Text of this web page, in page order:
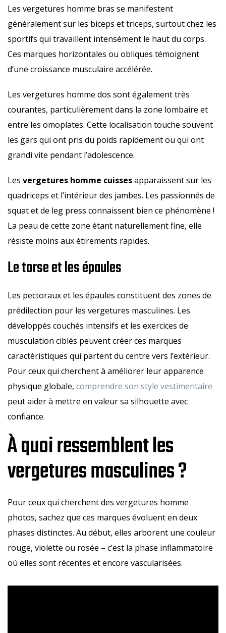
Les vergetures homme bras se manifestent
généralement sur les biceps et triceps, surtout chez les
sportifs qui travaillent intensément le haut du corps.
Ces marques horizontales ou obliques témoignent
d’une croissance musculaire accélérée.
Les vergetures homme dos sont également très
courantes, particulièrement dans la zone lombaire et
entre les omoplates. Cette localisation touche souvent
les gars qui ont pris du poids rapidement ou qui ont
grandi vite pendant l’adolescence.
Les vergetures homme cuissesapparaissent sur les
quadriceps et l’intérieur des jambes. Les passionnés de
squat et de leg press connaissent bien ce phénomène !
La peau de cette zone étant naturellement fine, elle
résiste moins aux étirements rapides.
Le torse et les épaules
Les pectoraux et les épaules constituent des zones de
prédilection pour les vergetures masculines. Les
développés couchés intensifs et les exercices de
musculation ciblés peuvent créer ces marques
caractéristiques qui partent du centre vers l’extérieur.
Pour ceux qui cherchent à améliorer leur apparence
physique globale, comprendre son style vestimentaire
peut aider à mettre en valeur sa silhouette avec
confiance.
À quoi ressemblent les
vergetures masculines ?
Pour ceux qui cherchent des vergetures homme
photos, sachez que ces marques évoluent en deux
phases distinctes. Au début, elles arborent une couleur
rouge, violette ou rosée – c’est la phase inflammatoire
où elles sont récentes et encore vascularisées.